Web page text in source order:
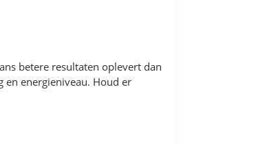
betere resultaten oplevert dan
en energieniveau. Houd er